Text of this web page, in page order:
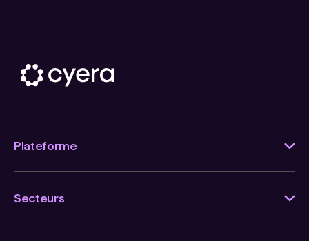
Plateforme
Secteurs